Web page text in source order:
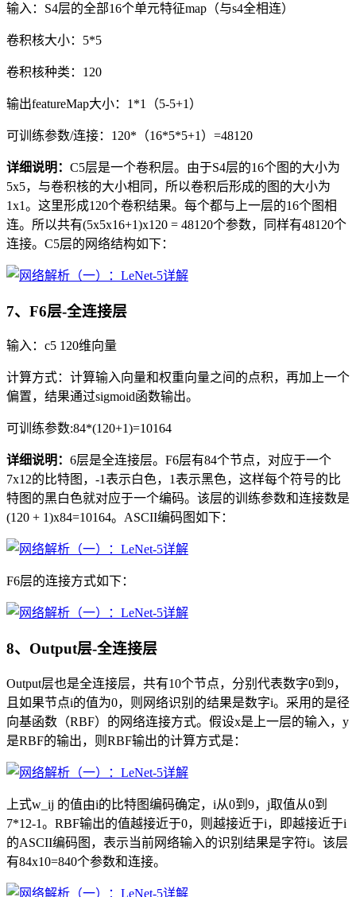
输入：S4层的全部16个单元特征map（与s4全相连）
卷积核大小：5*5
卷积核种类：120
输出featureMap大小：1*1（5-5+1）
可训练参数/连接：120*（16*5*5+1）=48120
详细说明： C5层是一个卷积层。由于S4层的16个图的大小为
5x5，与卷积核的大小相同，所以卷积后形成的图的大小为
1x1。这里形成120个卷积结果。每个都与上一层的16个图相
连。所以共有(5x5x16+1)x120 = 48120个参数，同样有48120个
连接。C5层的网络结构如下：
7、F6层-全连接层
输入：c5 120维向量
计算方式：计算输入向量和权重向量之间的点积，再加上一个
偏置，结果通过sigmoid函数输出。
可训练参数:84*(120+1)=10164
详细说明： 6层是全连接层。F6层有84个节点，对应于一个
7x12的比特图，-1表示白色，1表示黑色，这样每个符号的比
特图的黑白色就对应于一个编码。该层的训练参数和连接数是
(120 + 1)x84=10164。ASCII编码图如下：
F6层的连接方式如下：
8、Output层-全连接层
Output层也是全连接层，共有10个节点，分别代表数字0到9，
且如果节点i的值为0，则网络识别的结果是数字i。采用的是径
向基函数（RBF）的网络连接方式。假设x是上一层的输入，y
是RBF的输出，则RBF输出的计算方式是：
上式w_ij 的值由i的比特图编码确定，i从0到9，j取值从0到
7*12-1。RBF输出的值越接近于0，则越接近于i，即越接近于i
的ASCII编码图，表示当前网络输入的识别结果是字符i。该层
有84x10=840个参数和连接。